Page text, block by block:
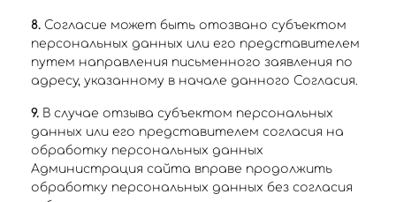
8. Согласие может быть отозвано субъектом
персональных данных или его представителем
путем направления письменного заявления по
адресу, указанному в начале данного Согласия.
9. В случае отзыва субъектом персональных
данных или его представителем согласия на
обработку персональных данных
Администрация сайта вправе продолжить
обработку персональных данных без согласия